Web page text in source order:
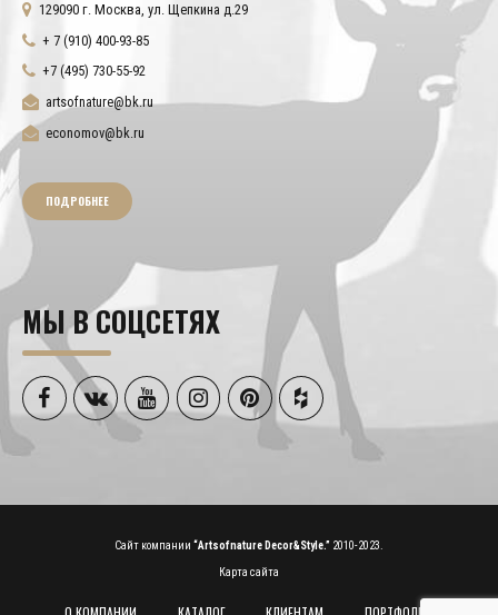
129090 г. Москва, ул. Щепкина д.29
+ 7 (910) 400-93-85
+7 (495) 730-55-92
artsofnature@bk.ru
economov@bk.ru
ПОДРОБНЕЕ
МЫ В СОЦСЕТЯХ
Сайт компании “Artsofnature Decor&Style.” 2010-2023.
Карта сайта